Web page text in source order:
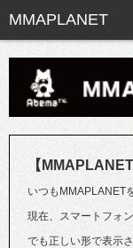
【
いつもMMAPLANET
現在、スマートフォ
でも正しい形で表示